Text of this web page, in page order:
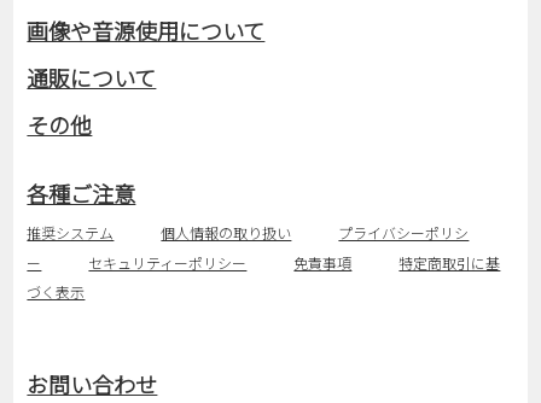
画像や音源使用について
通販について
その他
各種ご注意
推奨システム 個人情報の取り扱い
プライバシーポリシ
ー
セキュリティーポリシー 免責事項
特定商取引に基
づく表示
お問い合わせ